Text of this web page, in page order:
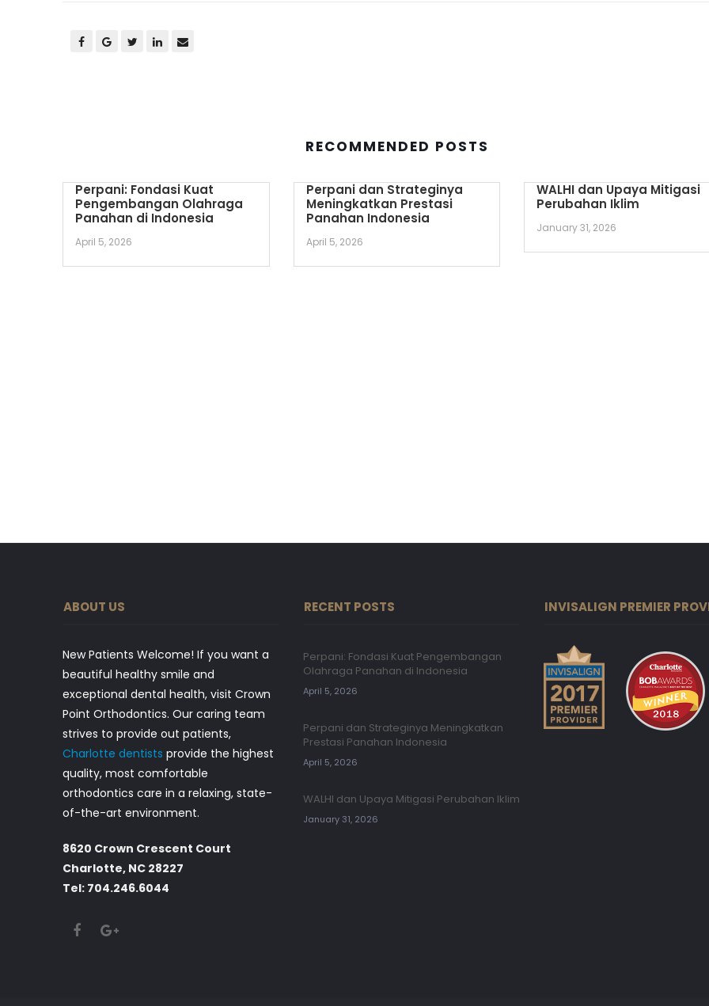
RECOMMENDED POSTS
Perpani: Fondasi Kuat
Pengembangan Olahraga
Panahan di Indonesia
April 5, 2026
Perpani dan Strateginya
Meningkatkan Prestasi
Panahan Indonesia
April 5, 2026
WALHI dan Upaya Mitigasi
Perubahan Iklim
January 31, 2026
ABOUT US
New Patients Welcome! If you want a
beautiful healthy smile and
exceptional dental health, visit Crown
Point Orthodontics. Our caring team
strives to provide out patients,
Charlotte dentists provide the highest
quality, most comfortable
orthodontics care in a relaxing, state-
of-the-art environment.
8620 Crown Crescent Court
Charlotte, NC 28227
Tel: 704.246.6044
RECENT POSTS
Perpani: Fondasi Kuat Pengembangan
Olahraga Panahan di Indonesia
April 5, 2026
Perpani dan Strateginya Meningkatkan
Prestasi Panahan Indonesia
April 5, 2026
WALHI dan Upaya Mitigasi Perubahan Iklim
January 31, 2026
INVISALIGN PREMIER